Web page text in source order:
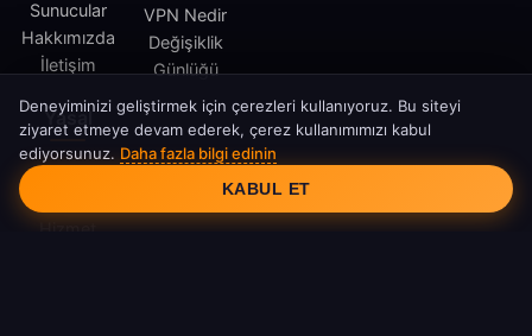
Sunucular
Hakkımızda
İletişim
VPN Nedir
Değişiklik
Günlüğü
Yasal
Hizmet
Çerez Aydınlatması
Deneyiminizi geliştirmek için çerezleri kullanıyoruz. Bu siteyi
ziyaret etmeye devam ederek, çerez kullanımımızı kabul
ediyorsunuz. Daha fazla bilgi edinin
KABUL ET